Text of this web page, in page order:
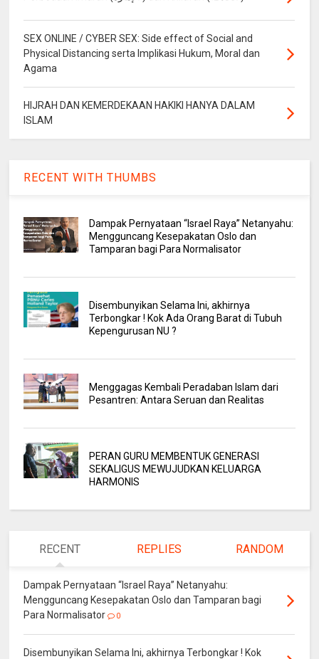
SEX ONLINE / CYBER SEX: Side effect of Social and
Physical Distancing serta Implikasi Hukum, Moral dan
Agama
HIJRAH DAN KEMERDEKAAN HAKIKI HANYA DALAM
ISLAM
RECENT WITH THUMBS
Dampak Pernyataan “Israel Raya” Netanyahu:
Mengguncang Kesepakatan Oslo dan
Tamparan bagi Para Normalisator
Disembunyikan Selama Ini, akhirnya
Terbongkar ! Kok Ada Orang Barat di Tubuh
Kepengurusan NU ?
Menggagas Kembali Peradaban Islam dari
Pesantren: Antara Seruan dan Realitas
PERAN GURU MEMBENTUK GENERASI
SEKALIGUS MEWUJUDKAN KELUARGA
HARMONIS
RECENT REPLIES RANDOM
Dampak Pernyataan “Israel Raya” Netanyahu:
Mengguncang Kesepakatan Oslo dan Tamparan bagi
Para Normalisator
0
Disembunyikan Selama Ini, akhirnya Terbongkar ! Kok